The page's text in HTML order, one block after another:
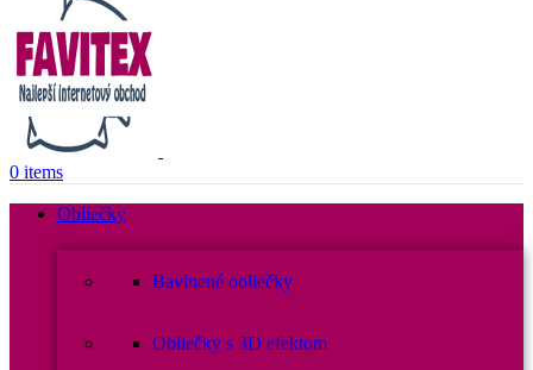
0 items
Obliečky
Bavlnené obliečky
Obliečky s 3D efektom